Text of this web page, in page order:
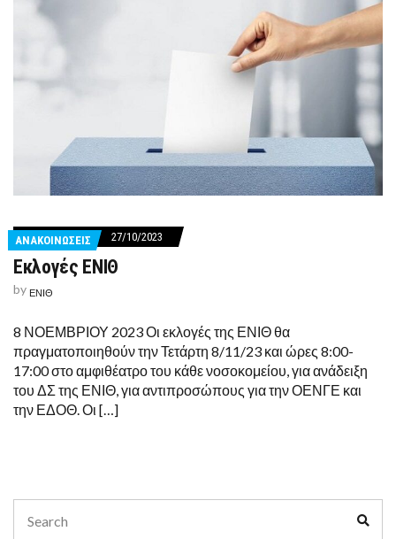
ΑΝΑΚΟΙΝΩΣΕΙΣ 27/10/2023
Εκλογές ΕΝΙΘ
by ΕΝΙΘ
8 ΝΟΕΜΒΡΙΟΥ 2023 Οι εκλογές της ΕΝΙΘ θα
πραγματοποιηθούν την Τετάρτη 8/11/23 και ώρες 8:00-
17:00 στο αμφιθέατρο του κάθε νοσοκομείου, για ανάδειξη
του ΔΣ της ΕΝΙΘ, για αντιπροσώπους για την ΟΕΝΓΕ και
την ΕΔΟΘ. Οι […]
for: